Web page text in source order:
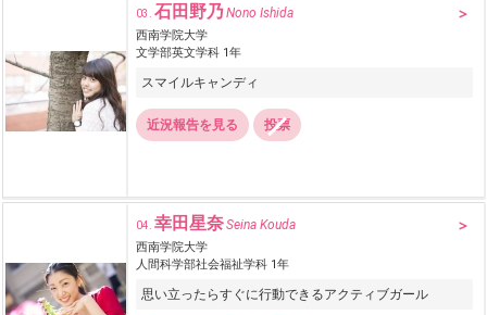
03. 石田野乃Nono Ishida
西南学院大学
文学部英文学科 1年
スマイルキャンディ
近況報告を見る 投票
04. 幸田星奈Seina Kouda
西南学院大学
人間科学部社会福祉学科 1年
思い立ったらすぐに行動できるアクティブガール